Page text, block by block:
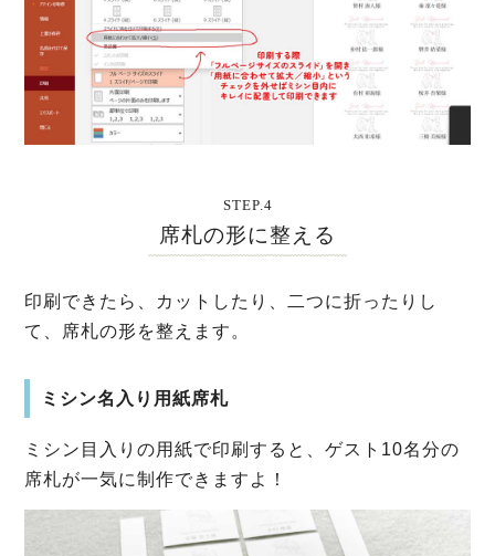
STEP.4
席札の形に整える
印刷できたら、カットしたり、二つに折ったりし
て、席札の形を整えます。
ミシン名入り用紙席札
ミシン目入りの用紙で印刷すると、ゲスト10名分の
席札が一気に制作できますよ！